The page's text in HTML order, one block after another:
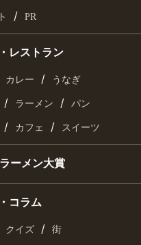
/ PR
レストラン
カレー / うなぎ
/ ラーメン / パン
/ カフェ / スイーツ
ーメン大賞
コラム
クイズ / 街